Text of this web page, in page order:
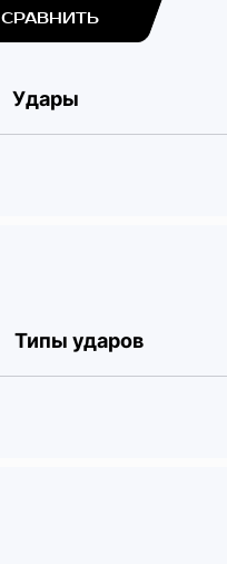
СРАВНИТЬ
Удары
Типы ударов